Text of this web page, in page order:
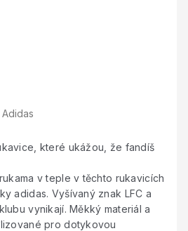
Adidas
které ukážou, že fandíš
v teple v těchto rukavicích
adidas. Vyšívaný znak LFC a
vynikají. Měkký materiál a
pro dotykovou